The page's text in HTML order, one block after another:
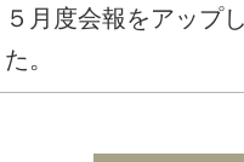
５月度会報をアップ
た。